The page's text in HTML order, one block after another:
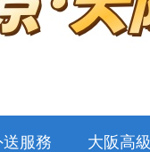
送服務 大阪高